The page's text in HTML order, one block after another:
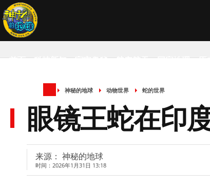
首页 科技新知 宇宙奥秘 航空航天 国家地理 历
神秘的地球 动物世界 蛇的世界
眼镜王蛇在印
来源： 神秘的地球
时间：2026年1月31日 13:18